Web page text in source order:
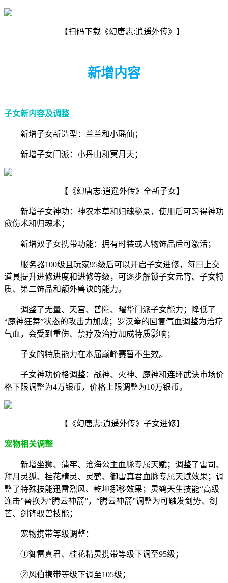
【扫码下载《幻唐志:逍遥外传》】
新增内容
子女新内容及调整
新增子女新造型：兰兰和小瑶仙；
新增子女门派：小丹山和冥月天；
【《幻唐志:逍遥外传》全新子女】
新增子女神功：神农本草和归魂秘录，使用后可习得神功
愈伤术和归魂术；
新增双子女携带功能：拥有时装或人物饰品后可激活；
服务器100级且玩家95级后可以开启子女进修，每日上交
道具提升进修进度和进修等级，可逐步解锁子女元宵、子女特
质、第二饰品和额外兽诀的能力。
调整了无量、天宫、普陀、曜华门派子女能力；降低了
“魔神狂舞”状态的攻击力加成；罗汉拳的回复气血调整为治疗
气血，会受到重伤、禁疗及治疗加成特质影响；
子女的特质能力在本届巅峰赛暂不生效。
子女神功价格调整：战神、火神、魔神和连环武诀市场价
格下限调整为4万银币，价格上限调整为10万银币。
【《幻唐志:逍遥外传》子女进修】
宠物相关调整
新增坐狮、蒲牢、沧海公主血脉专属天赋；调整了雷司、
拜月灵狐、桂花精灵、灵鹤、御雷真君血脉专属天赋效果；调
整了特殊技能迅雷烈风、乾坤挪移效果；灵鹤天生技能“高级
连击”替换为“腾云神箭”，“腾云神箭”调整为可触发剑势、剑
芒、剑锋驭兽技能；
宠物携带等级调整：
①御雷真君、桂花精灵携带等级下调至95级；
②风伯携带等级下调至105级；